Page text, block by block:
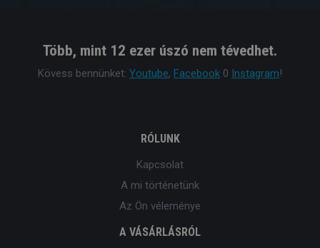
Több, mint 12 ezer úszó nem tévedhet.
Kövess bennünket: Youtube, Facebook 0 Instagram!
RÓLUNK
Kapcsolat
A mi történetünk
Az Ön véleménye
A VÁSÁRLÁSRÓL